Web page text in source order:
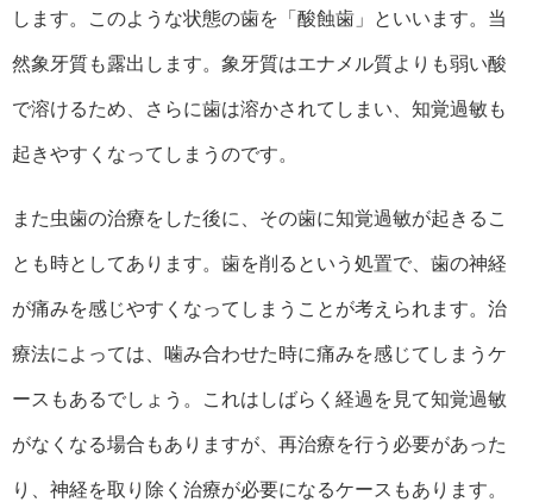
します。このような状態の歯を「酸蝕歯」といいます。当
然象牙質も露出します。象牙質はエナメル質よりも弱い酸
で溶けるため、さらに歯は溶かされてしまい、知覚過敏も
起きやすくなってしまうのです。
また虫歯の治療をした後に、その歯に知覚過敏が起きるこ
とも時としてあります。歯を削るという処置で、歯の神経
が痛みを感じやすくなってしまうことが考えられます。治
療法によっては、噛み合わせた時に痛みを感じてしまうケ
ースもあるでしょう。これはしばらく経過を見て知覚過敏
がなくなる場合もありますが、再治療を行う必要があった
り、神経を取り除く治療が必要になるケースもあります。